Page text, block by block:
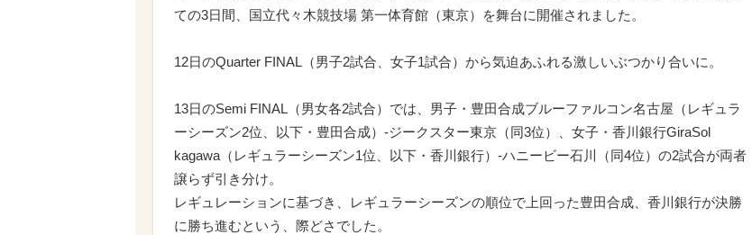
ての3日間、国立代々木競技場 第一体育館（東京）を舞台に開催されました。
12日のQuarter FINAL（男子2試合、女子1試合）から気迫あふれる激しいぶつかり合いに。
13日のSemi FINAL（男女各2試合）では、男子・豊田合成ブルーファルコン名古屋（レギュラ
ーシーズン2位、以下・豊田合成）-ジークスター東京（同3位）、女子・香川銀行GiraSol
kagawa（レギュラーシーズン1位、以下・香川銀行）-ハニービー石川（同4位）の2試合が両者
譲らず引き分け。
レギュレーションに基づき、レギュラーシーズンの順位で上回った豊田合成、香川銀行が決勝
に勝ち進むという、際どさでした。